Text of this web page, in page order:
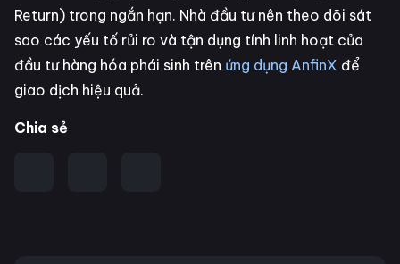
Return) trong ngắn hạn. Nhà đầu tư nên theo dõi sát
sao các yếu tố rủi ro và tận dụng tính linh hoạt của
đầu tư hàng hóa phái sinh trên ứng dụng AnfinX để
giao dịch hiệu quả.
Chia sẻ